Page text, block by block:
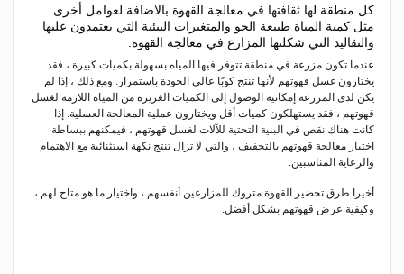
كل منطقة لها ثقافتها في معالجة القهوة بالاضافة لعوامل أخرى
مثل كمية المياة طبيعة الجو والمتغيرات البيئية التي يعتمدون عليها
والتقاليد التي شكلتها المزارع في معالجة القهوة.
عندما تكون مزرعة في منطقة تتوفر فيها المياه بسهولة بكميات كبيرة ، فقد
يختارون غسل قهوتهم لأنها تنتج كوبًا عالي الجودة باستمرار. ومع ذلك ، إذا لم
يكن لدى المزرعة إمكانية الوصول إلى الكميات الغزيرة من المياه اللازمة لغسل
قهوتهم ، فقد يستهلكون كميات أقل ويختارون عملية المعالجة العسلية. إذا
كانت هناك نقص في البنية التحتية للآلات لغسل قهوتهم ، فيمكنهم ببساطة
اختيار معالجة قهوتهم بالتجفيف ، والتي لا تزال تنتج نكهة استثنائية مع الاهتمام
والرعاية المناسبين.
أخيرا طرق تحضير القهوة متروك للمزارعين أنفسهم ، واختيار ما هو متاح لهم ،
وكيفية عرض قهوتهم بشكل أفضل.